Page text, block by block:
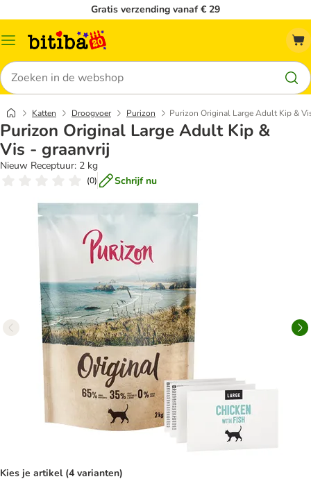
Gratis verzending vanaf € 29
Catalogusmenu
Zoeken
Katten Droogvoer Purizon Purizon Original Large Adult Kip &
Purizon Original Large Adult Kip &
Vis - graanvrij
Nieuw Receptuur: 2 kg
(0) Schrijf nu
Kies je artikel (4 varianten)